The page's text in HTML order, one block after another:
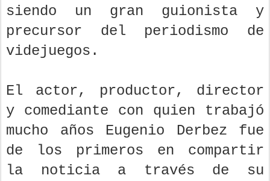
siendo un gran guionista y
precursor del periodismo de
videjuegos.
El actor, productor, director
y comediante con quien trabajó
mucho años Eugenio Derbez fue
de los primeros en compartir
la noticia a través de su